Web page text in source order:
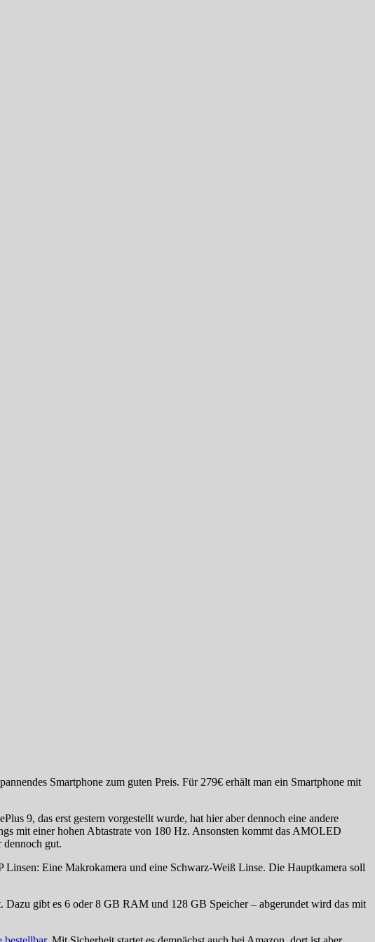
Smartphone zum guten Preis. Für 279€ erhält man ein Smartphone mit
9, das erst gestern vorgestellt wurde, hat hier aber dennoch eine andere
mit einer hohen Abtastrate von 180 Hz. Ansonsten kommt das AMOLED
gut.
Eine Makrokamera und eine Schwarz-Weiß Linse. Die Hauptkamera soll
gibt es 6 oder 8 GB RAM und 128 GB Speicher – abgerundet wird das mit